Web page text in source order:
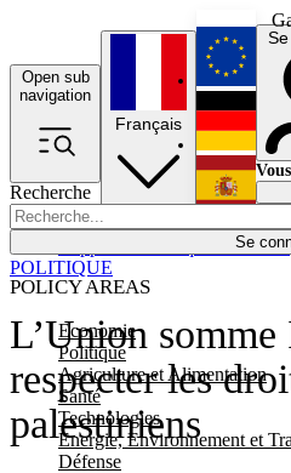
Open sub
navigation
Recherche
Se
POLICY AREAS
Economie
Politique
Agriculture et Alimentation
Santé
Technologies
Energie, Environnement et
Défense
Économie
Français
L’Union somme
respecter les
palestiniens
POLITIQUE